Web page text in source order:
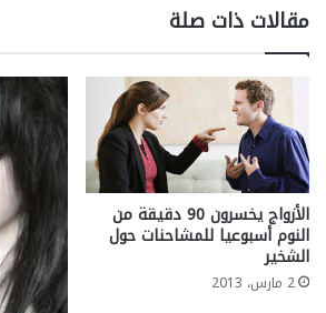
مقالات ذات صلة
الأزواج يخسرون 90 دقيقة من
النوم أسبوعيا للمشاحنات حول
الشخير
2 مارس، 2013